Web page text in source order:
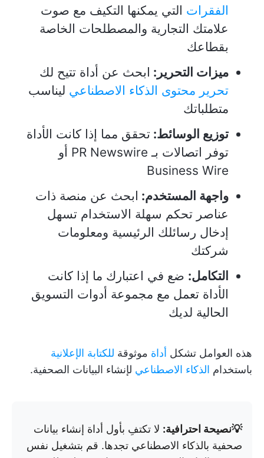
الفقرات التي يمكنها التكيف مع صوت
علامتك التجارية والمصطلحات الخاصة
بقطاعك
ميزات التحرير: ابحث عن أداة تتيح لك
تحرير محتوى الذكاء الاصطناعي ليناسب
متطلباتك
توزيع الوسائط: تحقق مما إذا كانت الأداة
توفر اتصالات بـ PR Newswire أو
Business Wire
واجهة المستخدم: ابحث عن منصة ذات
عناصر تحكم سهلة الاستخدام تسهل
إدخال رسائلك الرئيسية ومعلومات
شركتك
التكامل: ضع في اعتبارك ما إذا كانت
الأداة تعمل مع مجموعة أدوات التسويق
الحالية لديك
هذه العوامل تشكل أداة موثوقة للكتابة الإعلانية
باستخدام الذكاء الاصطناعي لإنشاء البيانات الصحفية.
💡نصيحة احترافية: لا تكتفِ بأول أداة إنشاء بيانات
صحفية بالذكاء الاصطناعي تجدها. قم بتشغيل نفس